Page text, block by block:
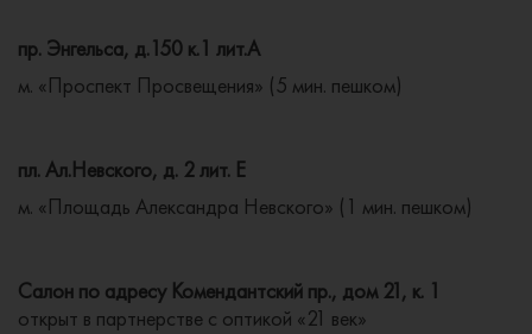
пр. Энгельса, д.150 к.1 лит.А
м. «Проспект Просвещения» (5 мин. пешком)
пл. Ал.Невского, д. 2 лит. Е
м. «Площадь Александра Невского» (1 мин. пешком)
Салон по адресу Комендантский пр., дом 21, к. 1
открыт в партнерстве с оптикой «21 век»